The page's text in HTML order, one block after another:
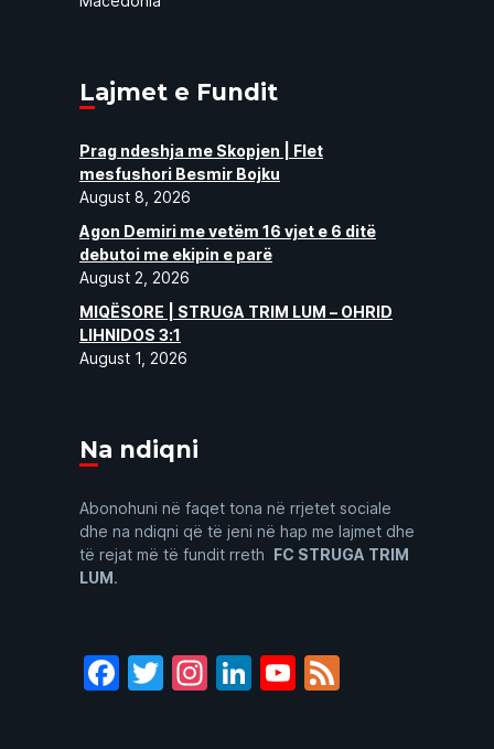
Lajmet e Fundit
Prag ndeshja me Skopjen | Flet
mesfushori Besmir Bojku
August 8, 2026
Agon Demiri me vetëm 16 vjet e 6 ditë
debutoi me ekipin e parë
August 2, 2026
MIQËSORE | STRUGA TRIM LUM – OHRID
LIHNIDOS 3:1
August 1, 2026
Na ndiqni
Abonohuni në faqet tona në rrjetet sociale
dhe na ndiqni që të jeni në hap me lajmet dhe
të rejat më të fundit rreth FC STRUGA TRIM
LUM.
Facebook
Twitter
Instagram
LinkedIn
YouTube